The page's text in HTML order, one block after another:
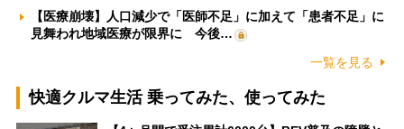
【医療崩壊】人口減少で「医師不足」に加えて「患者不足」に
見舞われ地域医療が限界に 今後…
一覧を見る
快適クルマ生活 乗ってみた、使ってみた